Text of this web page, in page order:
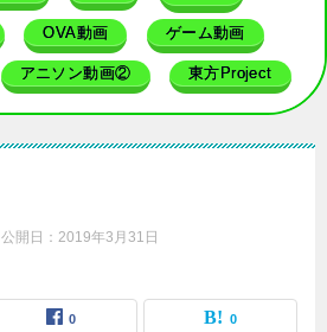
OVA動画 ゲーム動画
アニソン動画② 東方Project
公開日： 2019年3月31日
0 0